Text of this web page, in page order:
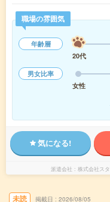
職場の雰囲気
年齢層
20代
男女比率
女性
気になる!
派遣会社 株式会社ス
未読 掲載日 2026/08/05